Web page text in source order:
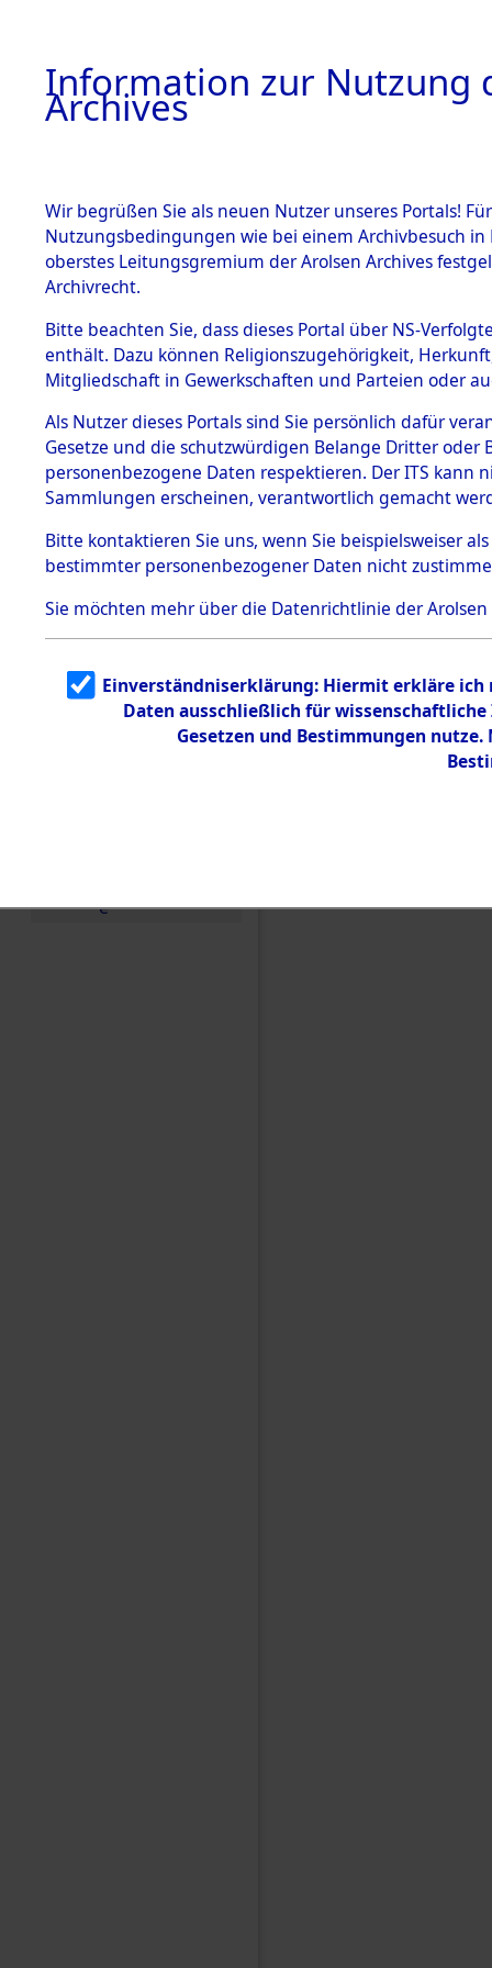
BESTÄNDE
1.
mente
5. Verschiedenes
5.3
Todesmärsche
5.3.1 Alliierte
Erhebungen
zu
Todesmärsch
en
5.3.2
g
5.3.3
Todesmärsch
e
Baden-
Information zur Nutzung
Archives
Wir begrüßen Sie als neuen Nutzer unseres Portals!
Nutzungsbedingungen wie bei einem Archivbesuch
oberstes Leitungsgremium der Arolsen Archives
Archivrecht.
Bitte beachten Sie, dass dieses Portal über NS-
enthält. Dazu können Religionszugehörigkeit,
Mitgliedschaft in Gewerkschaften und Parteien oder
Als Nutzer dieses Portals sind Sie persönlich dafür
Gesetze und die schutzwürdigen Belange Dritter
personenbezogene Daten respektieren. Der ITS
Sammlungen erscheinen, verantwortlich gemacht
Bitte kontaktieren Sie uns, wenn Sie beispielsweiser
bestimmter personenbezogener Daten nicht
Sie möchten mehr über die Datenrichtlinie der Arolsen
Einverständniserklärung: Hiermit erkläre ich
Daten ausschließlich für
Gesetzen und Bestimmungen